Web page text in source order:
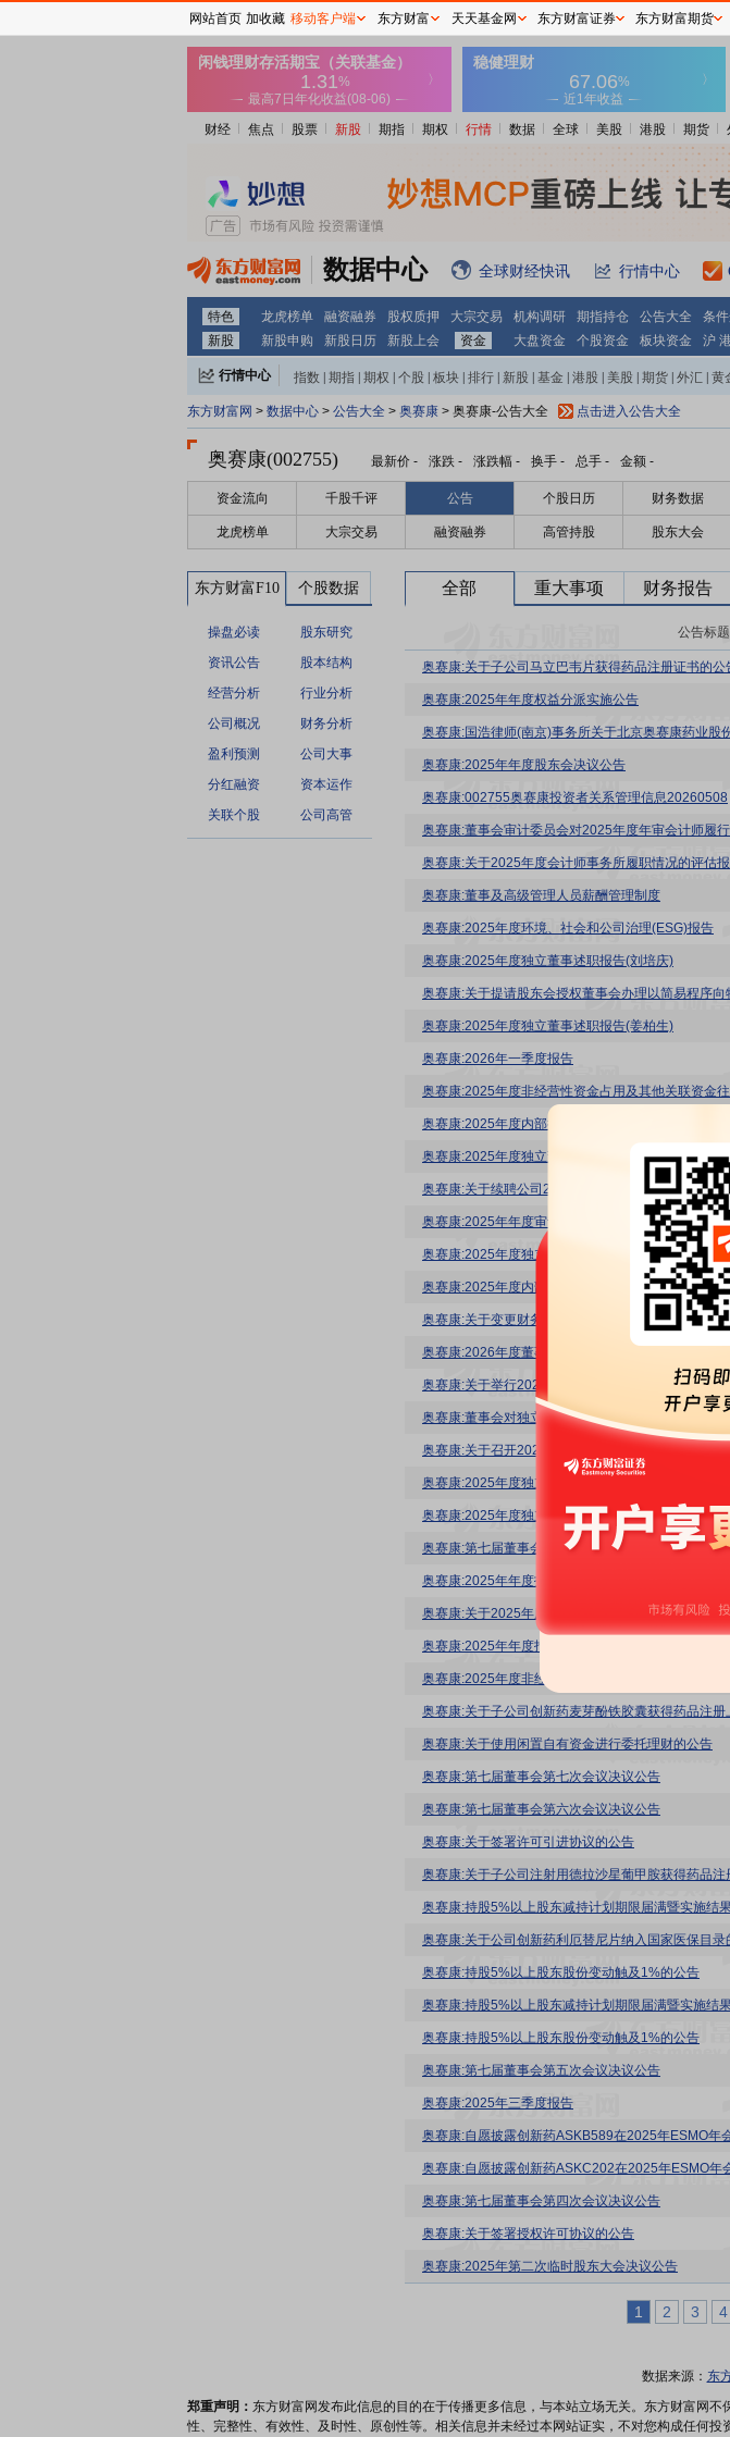
财经 焦点 股票 新股 期指 期权 行情 数据 全球 美股 港股 期货
数据中心 全球财经快讯 行情中心
特色 龙虎榜单 融资融券 股权质押 大宗交易 机构调研 期指持仓 公告大全 条
新股
新股申购 新股日历 新股上会 资金 大盘资金 个股资金 板块资金 沪
行情中心 指数 期指 期权 个股 板块 排行 新股 基金 港股 美股 期货 外汇 黄
东方财富网 > 数据中心 > 公告大全 > 奥赛康 > 奥赛康-公告大全 点击进入公告大全
奥赛康(002755) 最新价 - 涨跌 - 涨跌幅 - 换手 - 总手 - 金额 -
资金流向 千股千评 公告 个股日历 财务数据
龙虎榜单 大宗交易 融资融券 高管持股 股东大会
东方财富F10 个股数据
操盘必读
股东研究
资讯公告
股本结构
经营分析
行业分析
公司概况
财务分析
盈利预测
公司大事
分红融资
资本运作
关联个股
公司高管
全部 重大事项 财务报告
公告标题
奥赛康:关于子公司马立巴韦片获得药品注册证书的公
奥赛康:2025年年度权益分派实施公告
奥赛康:国浩律师(南京)事务所关于北京奥赛康药业
奥赛康:2025年年度股东会决议公告
奥赛康:002755奥赛康投资者关系管理信息20260508
奥赛康:董事会审计委员会对2025年度年审会计师履
奥赛康:关于2025年度会计师事务所履职情况的评估
奥赛康:董事及高级管理人员薪酬管理制度
奥赛康:2025年度环境、社会和公司治理(ESG)报告
奥赛康:2025年度独立董事述职报告(刘培庆)
奥赛康:关于提请股东会授权董事会办理以简易程序
奥赛康:2025年度独立董事述职报告(姜柏生)
奥赛康:2026年一季度报告
奥赛康:2025年度非经营性资金占用及其他关联资金
奥赛康:2025年度内部控制审计报告
奥赛康:2025年度独立董事述职报告(林振兴)
奥赛康:关于续聘公司2026年度审计机构的公告
奥赛康:2025年年度审计报告
奥赛康:2025年度独立董事述职报告(吴晓明)
奥赛康:2025年度内部控制自我评价报告
奥赛康:关于变更财务总监、董事会秘书的公告
奥赛康:2026年度董事及高级管理人员薪酬方案
奥赛康:关于举行2025年度网上业绩说明会的公告
奥赛康:董事会对独立董事独立性评估的专项意见
奥赛康:关于召开2025年年度股东会的通知
奥赛康:2025年度独立董事述职报告(刘剑文)
奥赛康:2025年度独立董事述职报告(李地)
奥赛康:第七届董事会第八次会议决议公告
奥赛康:2025年年度报告摘要
奥赛康:关于2025年度利润分配预案的公告
奥赛康:2025年年度报告
奥赛康:2025年度非经营性资金占用及其他关联资金往
奥赛康:关于子公司创新药麦芽酚铁胶囊获得药品注
奥赛康:关于使用闲置自有资金进行委托理财的公告
奥赛康:第七届董事会第七次会议决议公告
奥赛康:第七届董事会第六次会议决议公告
奥赛康:关于签署许可引进协议的公告
奥赛康:关于子公司注射用德拉沙星葡甲胺获得药品注
奥赛康:持股5%以上股东减持计划期限届满暨实施结
奥赛康:关于公司创新药利厄替尼片纳入国家医保目录
奥赛康:持股5%以上股东股份变动触及1%的公告
奥赛康:持股5%以上股东减持计划期限届满暨实施结
奥赛康:持股5%以上股东股份变动触及1%的公告
奥赛康:第七届董事会第五次会议决议公告
奥赛康:2025年三季度报告
奥赛康:自愿披露创新药ASKB589在2025年ESMO年
奥赛康:自愿披露创新药ASKC202在2025年ESMO年
奥赛康:第七届董事会第四次会议决议公告
奥赛康:关于签署授权许可协议的公告
奥赛康:2025年第二次临时股东大会决议公告
1 2 3 4
数据来源： 东
郑重声明： 东方财富网发布此信息的目的在于传播更多信息，与本站立场无关。东方财富网
性、完整性、有效性、及时性、原创性等。相关信息并未经过本网站证实，不对您构成任何投
网站首页 加收藏 移动客户端 东方财富 天天基金网 东方财富证券 东方财富期货